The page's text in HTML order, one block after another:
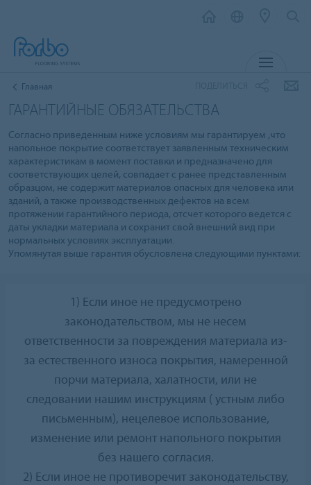
Главная
ГАРАНТИЙНЫЕ ОБЯЗАТЕЛЬСТВА
Согласно приведенным ниже условиям мы гарантируем ,что
напольное покрытие соответствует заявленным техническим
характеристикам в момент поставки и предназначено для
соответствующих целей, совпадает с ранее представленным
образцом, не содержит материалов опасных для человека или
зданий, а также производственных дефектов на всем
протяжении гарантийного периода, отсчет которого ведется с
даты укладки материала и сохранит свой внешний вид при
нормальных условиях эксплуатации.
Упомянутая выше гарантия обусловлена следующими пунктами:
1) Если иное не предусмотрено
законодательством, мы не несем
ответственности за повреждения материала из-
за естественного износа покрытия, намеренной
порчи материала, халатности, или не
следовании нашим инструкциям ( устным либо
письменным), нецелевое использование,
изменение или ремонт напольного покрытия
без нашего согласия.
2) Если иное не противоречит законодательству,